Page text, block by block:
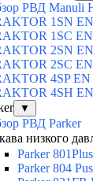
РВД Manuli
1SN
1SС
2SN
2SС
4SP EN
4SH
▼
РВД Parker
низкого
Parker
Parker 804